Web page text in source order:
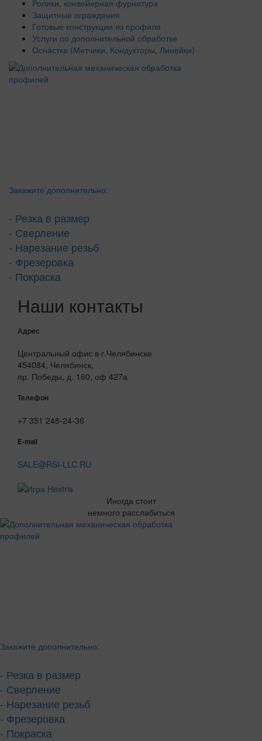
Ролики, конвейерная фурнитура
Защитные ограждения
Готовые конструкции из профиля
Услуги по дополнительной обработке
Оснастка (Метчики, Кондукторы, Линейки)
Закажите дополнительно:
- Резка в размер
- Сверление
- Нарезание резьб
- Фрезеровка
- Покраска
Наши контакты
Адрес
Центральный офис в г.Челябинске
454084, Челябинск,
пр. Победы, д. 160, оф 427а
Телефон
+7 351 248-24-36
E-mail
SALE@RSI-LLC.RU
Иногда стоит
немного расслабиться
Закажите дополнительно:
- Резка в размер
- Сверление
- Нарезание резьб
- Фрезеровка
- Покраска